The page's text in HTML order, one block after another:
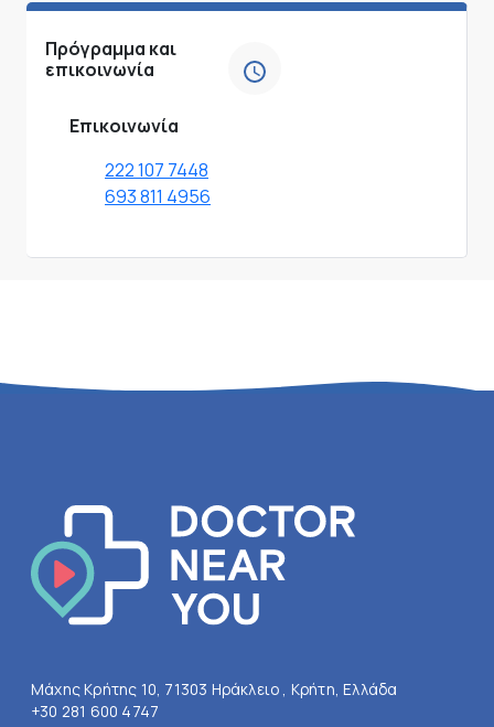
Πρόγραμμα και
επικοινωνία
Επικοινωνία
222 107 7448
693 811 4956
Μάχης Κρήτης 10, 71303 Ηράκλειο , Κρήτη, Ελλάδα
+30 281 600 4747